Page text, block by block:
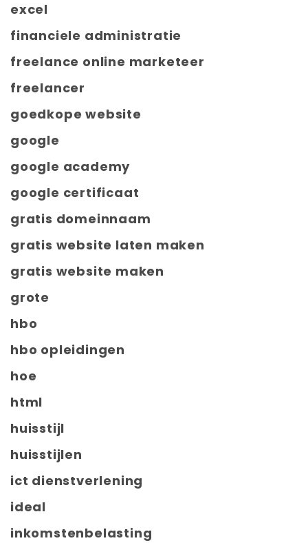
excel
financiele administratie
freelance online marketeer
freelancer
goedkope website
google
google academy
google certificaat
gratis domeinnaam
gratis website laten maken
gratis website maken
grote
hbo
hbo opleidingen
hoe
html
huisstijl
huisstijlen
ict dienstverlening
ideal
inkomstenbelasting